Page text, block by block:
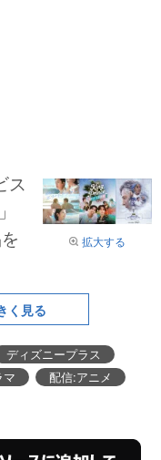
拡大する
ス
く見る
ディズニープラス
配信:アニメ